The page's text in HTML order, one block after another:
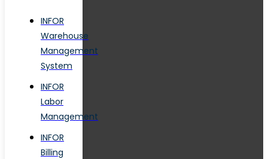
INFOR
Warehouse
Management
System
INFOR
Labor
Management
INFOR
Billing